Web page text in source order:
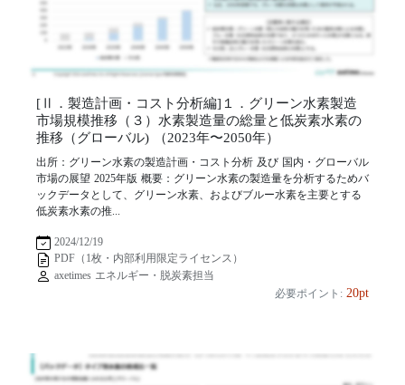
[Ⅱ．製造計画・コスト分析編]１．グリーン水素製造
市場規模推移（３）水素製造量の総量と低炭素水素の
推移（グローバル) （2023年〜2050年）
出所：グリーン水素の製造計画・コスト分析 及び 国内・グローバル
市場の展望 2025年版 概要：グリーン水素の製造量を分析するためバ
ックデータとして、グリーン水素、およびブルー水素を主要とする
低炭素水素の推...
2024/12/19
PDF（1枚・内部利用限定ライセンス）
axetimes エネルギー・脱炭素担当
必要ポイント: 20pt